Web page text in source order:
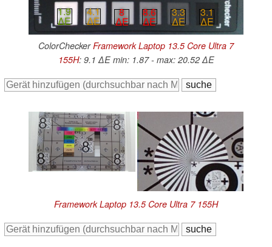
1.9
∆E
4.1
∆E
8
∆E
8.6
∆E
3.3
∆E
3.1
∆E
ColorCheckerFramework Laptop 13.5 Core Ultra 7
155H: 9.1 ∆E min: 1.87 - max: 20.52 ∆E
Framework Laptop 13.5 Core Ultra 7 155H